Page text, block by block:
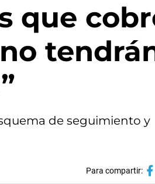
que
de seguimiento y
Para compartir: